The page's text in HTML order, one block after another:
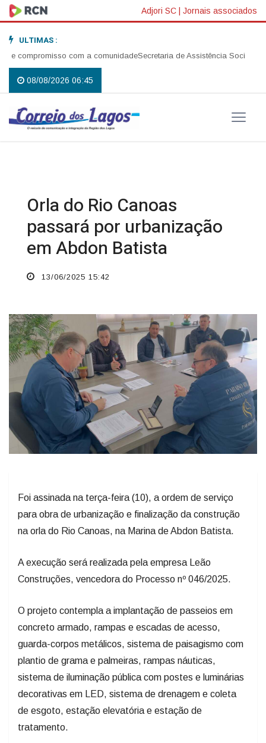
Adjori SC | Jornais associados
ULTIMAS :
com a comunidadeSecretaria de Assistência Social
08/08/2026 06:45
Orla do Rio Canoas
passará por urbanização
em Abdon Batista
13/06/2025 15:42
Foi assinada na terça-feira (10), a ordem de serviço
para obra de urbanização e finalização da construção
na orla do Rio Canoas, na Marina de Abdon Batista.
A execução será realizada pela empresa Leão
Construções, vencedora do Processo nº 046/2025.
O projeto contempla a implantação de passeios em
concreto armado, rampas e escadas de acesso,
guarda-corpos metálicos, sistema de paisagismo com
plantio de grama e palmeiras, rampas náuticas,
sistema de iluminação pública com postes e luminárias
decorativas em LED, sistema de drenagem e coleta
de esgoto, estação elevatória e estação de
tratamento.